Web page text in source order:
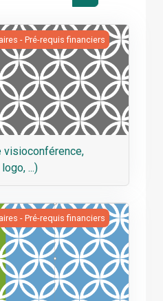
Rechercher
administratif,
- Pré-requis financiers
visioconférence,
...)
1. Fonctionnement économique
- Pré-requis financiers